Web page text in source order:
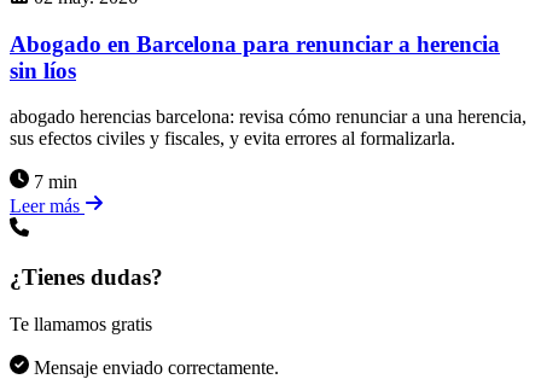
Abogado en Barcelona para renunciar a herencia
sin líos
abogado herencias barcelona: revisa cómo renunciar a una herencia,
sus efectos civiles y fiscales, y evita errores al formalizarla.
7 min
Leer más
¿Tienes dudas?
Te llamamos gratis
Mensaje enviado correctamente.